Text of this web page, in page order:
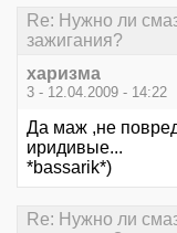
Re: Нужно ли
зажигания?
xаризмa
3 - 12.04.2009 - 14:22
Да маж ,не
иридивые...
*bаssаrik*)
Re: Нужно ли